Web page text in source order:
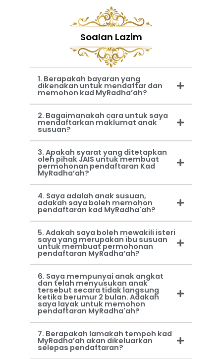
Soalan Lazim
1. Berapakah bayaran yang
dikenakan untuk mendaftar dan
memohon kad MyRadha’ah?
2. Bagaimanakah cara untuk saya
mendaftarkan maklumat anak
susuan?
3. Apakah syarat yang ditetapkan
oleh pihak JAIS untuk membuat
permohonan pendaftaran Kad
MyRadha’ah?
4. Saya adalah anak susuan,
adakah saya boleh memohon
pendaftaran kad MyRadha'ah?
5. Adakah saya boleh mewakili isteri
saya yang merupakan ibu susuan
untuk membuat permohonan
pendaftaran MyRadha’ah?
6. Saya mempunyai anak angkat
dan telah menyusukan anak
tersebut secara tidak langsung
ketika berumur 2 bulan. Adakah
saya layak untuk memohon
pendaftaran MyRadha'ah?
7. Berapakah lamakah tempoh kad
MyRadha’ah akan dikeluarkan
selepas pendaftaran?